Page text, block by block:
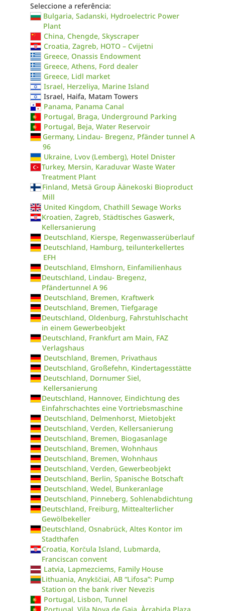
Seleccione a referência:
Bulgaria, Sadanski, Hydroelectric Power
Plant
China, Chengde, Skyscraper
Croatia, Zagreb, HOTO – Cvijetni
Greece, Onassis Endowment
Greece, Athens, Ford dealer
Greece, Lidl market
Israel, Herzeliya, Marine Island
Israel, Haifa, Matam Towers
Panama, Panama Canal
Portugal, Braga, Underground Parking
Portugal, Beja, Water Reservoir
Germany, Lindau- Bregenz, Pfänder tunnel A
96
Ukraine, Lvov (Lemberg), Hotel Dnister
Turkey, Mersin, Karaduvar Waste Water
Treatment Plant
Finland, Metsä Group Äänekoski Bioproduct
Mill
United Kingdom, Chathill Sewage Works
Kroatien, Zagreb, Städtisches Gaswerk,
Kellersanierung
Deutschland, Kierspe, Regenwasserüberlauf
Deutschland, Hamburg, teilunterkellertes
EFH
Deutschland, Elmshorn, Einfamilienhaus
Deutschland, Lindau- Bregenz,
Pfändertunnel A 96
Deutschland, Bremen, Kraftwerk
Deutschland, Bremen, Tiefgarage
Deutschland, Oldenburg, Fahrstuhlschacht
in einem Gewerbeobjekt
Deutschland, Frankfurt am Main, FAZ
Verlagshaus
Deutschland, Bremen, Privathaus
Deutschland, Großefehn, Kindertagesstätte
Deutschland, Dornumer Siel,
Kellersanierung
Deutschland, Hannover, Eindichtung des
Einfahrschachtes eine Vortriebsmaschine
Deutschland, Delmenhorst, Mietobjekt
Deutschland, Verden, Kellersanierung
Deutschland, Bremen, Biogasanlage
Deutschland, Bremen, Wohnhaus
Deutschland, Bremen, Wohnhaus
Deutschland, Verden, Gewerbeobjekt
Deutschland, Berlin, Spanische Botschaft
Deutschland, Wedel, Bunkeranlage
Deutschland, Pinneberg, Sohlenabdichtung
Deutschland, Freiburg, Mittealterlicher
Gewölbekeller
Deutschland, Osnabrück, Altes Kontor im
Stadthafen
Croatia, Korčula Island, Lubmarda,
Franciscan convent
Latvia, Lapmezciems, Family House
Lithuania, Anykščiai, AB “Lifosa”: Pump
Station on the bank river Nevezis
Portugal, Lisbon, Tunnel